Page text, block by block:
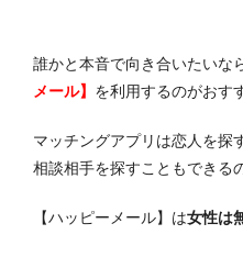
誰かと本音で向き合いたいな
メール】 を利用するのがおす
マッチングアプリは恋人を探
相談相手を探すこともできる
【ハッピーメール】は女性は